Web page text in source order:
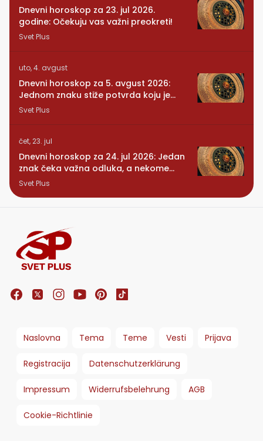
Dnevni horoskop za 23. jul 2026.
godine: Očekuju vas važni preokreti!
Svet Plus
uto, 4. avgust
Dnevni horoskop za 5. avgust 2026:
Jednom znaku stiže potvrda koju je
dugo čekao
Svet Plus
čet, 23. jul
Dnevni horoskop za 24. jul 2026: Jedan
znak čeka važna odluka, a nekome
stiže iznenađenje
Svet Plus
Naslovna Tema Teme Vesti Prijava
Registracija Datenschutzerklärung
Impressum Widerrufsbelehrung AGB
Cookie-Richtlinie